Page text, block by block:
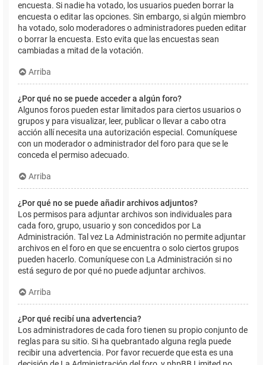
encuesta. Si nadie ha votado, los usuarios pueden borrar la
encuesta o editar las opciones. Sin embargo, si algún miembro
ha votado, solo moderadores o administradores pueden editar
o borrar la encuesta. Esto evita que las encuestas sean
cambiadas a mitad de la votación.
Arriba
¿Por qué no se puede acceder a algún foro?
Algunos foros pueden estar limitados para ciertos usuarios o
grupos y para visualizar, leer, publicar o llevar a cabo otra
acción allí necesita una autorización especial. Comuníquese
con un moderador o administrador del foro para que se le
conceda el permiso adecuado.
Arriba
¿Por qué no se puede añadir archivos adjuntos?
Los permisos para adjuntar archivos son individuales para
cada foro, grupo, usuario y son concedidos por La
Administración. Tal vez La Administración no permite adjuntar
archivos en el foro en que se encuentra o solo ciertos grupos
pueden hacerlo. Comuníquese con La Administración si no
está seguro de por qué no puede adjuntar archivos.
Arriba
¿Por qué recibí una advertencia?
Los administradores de cada foro tienen su propio conjunto de
reglas para su sitio. Si ha quebrantado alguna regla puede
recibir una advertencia. Por favor recuerde que esta es una